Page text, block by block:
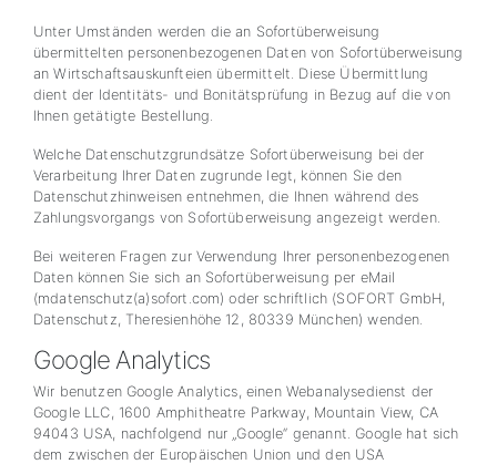
Unter Umständen werden die an Sofortüberweisung
übermittelten personenbezogenen Daten von Sofortüberweisung
an Wirtschaftsauskunfteien übermittelt. Diese Übermittlung
dient der Identitäts- und Bonitätsprüfung in Bezug auf die von
Ihnen getätigte Bestellung.
Welche Datenschutzgrundsätze Sofortüberweisung bei der
Verarbeitung Ihrer Daten zugrunde legt, können Sie den
Datenschutzhinweisen entnehmen, die Ihnen während des
Zahlungsvorgangs von Sofortüberweisung angezeigt werden.
Bei weiteren Fragen zur Verwendung Ihrer personenbezogenen
Daten können Sie sich an Sofortüberweisung per eMail
(mdatenschutz(a)sofort.com) oder schriftlich (SOFORT GmbH,
Datenschutz, Theresienhöhe 12, 80339 München) wenden.
Google Analytics
Wir benutzen Google Analytics, einen Webanalysedienst der
Google LLC, 1600 Amphitheatre Parkway, Mountain View, CA
94043 USA, nachfolgend nur „Google“ genannt. Google hat sich
dem zwischen der Europäischen Union und den USA